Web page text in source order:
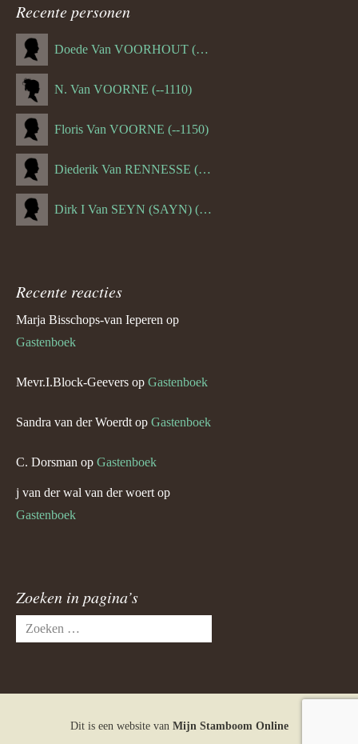
Recente personen
Doede Van VOORHOUT (Van FORNEHOLT) (--1101)
N. Van VOORNE (--1110)
Floris Van VOORNE (--1150)
Diederik Van RENNESSE (--1144)
Dirk I Van SEYN (SAYN) (--1120)
Recente reacties
Marja Bisschops-van Ieperen op
Gastenboek
Mevr.I.Block-Geevers op Gastenboek
Sandra van der Woerdt op Gastenboek
C. Dorsman op Gastenboek
j van der wal van der woert op
Gastenboek
Zoeken in pagina’s
Zoeken
naar:
Dit is een website van Mijn Stamboom Online